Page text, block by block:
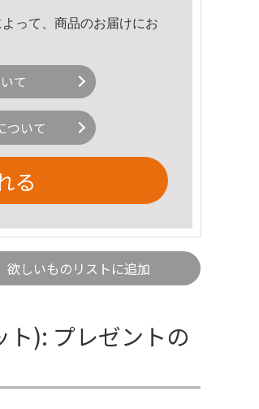
って、商品のお届けにお
て
ついて
る
欲しいものリストに追加
): プレゼントの